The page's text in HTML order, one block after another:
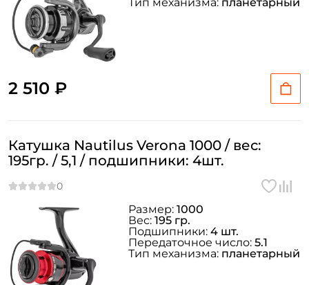
2 510 ₽
Катушка Nautilus Verona 1000 / вес:
195гр. / 5,1 / подшипники: 4шт.
Размер: 1000
Вес: 195 гр.
Подшипники: 4 шт.
Передаточное число: 5.1
Тип механизма: планетарный
Создать аккаунт
ФИО: *